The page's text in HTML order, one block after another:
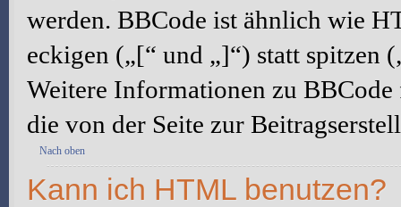
werden. BBCode ist ähnlich wie
eckigen („[“ und „]“) statt spitzen
Weitere Informationen zu
die von der Seite zur
Nach oben
Kann ich HTML benutzen?